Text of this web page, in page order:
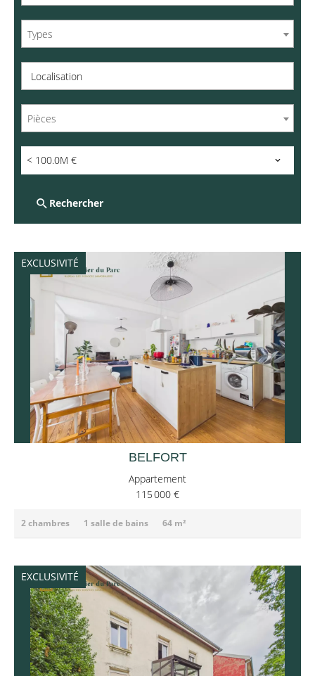
Types
Localisation
Pièces
< 100.0M €
Rechercher
BELFORT
Appartement
115 000 €
2 chambres 1 salle de bains 64 m²
EXCLUSIVITÉ
EXCLUSIVITÉ